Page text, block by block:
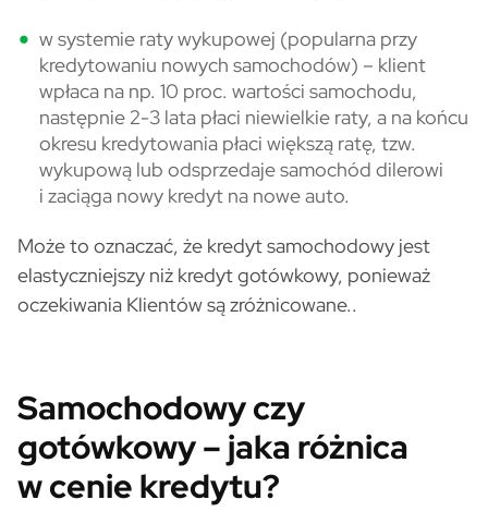
w systemie raty wykupowej (popularna przy
kredytowaniu nowych samochodów) – klient
wpłaca na np. 10 proc. wartości samochodu,
następnie 2-3 lata płaci niewielkie raty, a na końcu
okresu kredytowania płaci większą ratę, tzw.
wykupową lub odsprzedaje samochód dilerowi
i zaciąga nowy kredyt na nowe auto.
Może to oznaczać, że kredyt samochodowy jest
elastyczniejszy niż kredyt gotówkowy, ponieważ
oczekiwania Klientów są zróżnicowane..
Samochodowy czy
gotówkowy – jaka różnica
w cenie kredytu?